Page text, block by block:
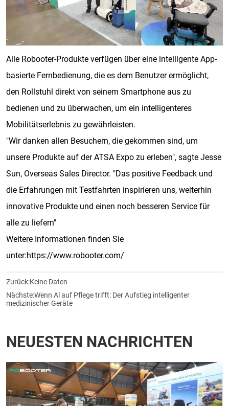
Alle Robooter-Produkte verfügen über eine intelligente App-
basierte Fernbedienung, die es dem Benutzer ermöglicht,
den Rollstuhl direkt von seinem Smartphone aus zu
bedienen und zu überwachen, um ein intelligenteres
Mobilitätserlebnis zu gewährleisten.
"Wir danken allen Besuchern, die gekommen sind, um
unsere Produkte auf der ATSA Expo zu erleben", sagte Jesse
Sun, Overseas Sales Director. "Das positive Feedback und
die Erfahrungen mit Testfahrten inspirieren uns, weiterhin
innovative Produkte und einen noch besseren Service für
alle zu liefern"
Weitere Informationen finden Sie
unter:https://www.robooter.com/
Zurück:Keine Daten
Nächste:Wenn Al auf Pflege trifft: Der Aufstieg intelligenter
medizinischer Geräte
NEUESTEN NACHRICHTEN